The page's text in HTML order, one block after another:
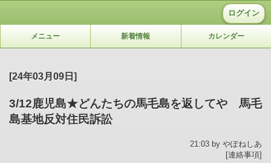
ログイン
メニュー 新着情報 カレンダー
[24年03月09日]
3/12鹿児島★どんたちの馬毛島を返してや 馬毛
島基地反対住民訴訟
21:03 by やぽねしあ
[連絡事項]